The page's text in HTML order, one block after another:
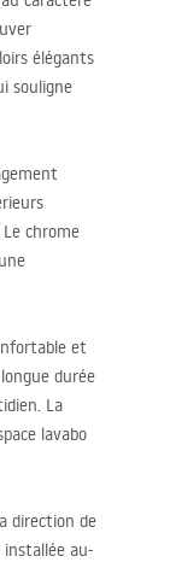
élégants
souligne
chrome
et
durée
La
lavabo
direction de
installée au-